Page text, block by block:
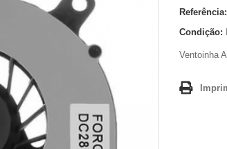
Referência:
Condição:
Ventoinha